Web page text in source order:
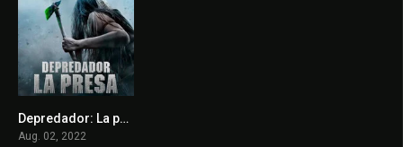
7.1
Depredador: La presa
Aug. 02, 2022